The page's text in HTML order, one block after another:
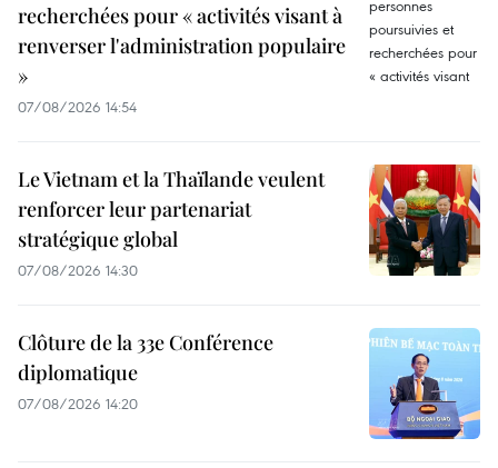
recherchées pour « activités visant à
renverser l'administration populaire
»
07/08/2026 14:54
Le Vietnam et la Thaïlande veulent
renforcer leur partenariat
stratégique global
07/08/2026 14:30
Clôture de la 33e Conférence
diplomatique
07/08/2026 14:20